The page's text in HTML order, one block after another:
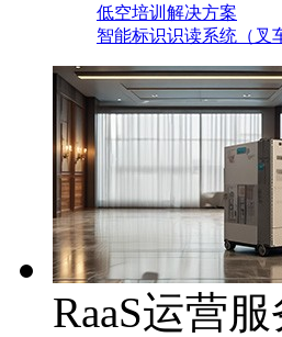
低空培训解决方案
智能标识识读系统（叉
RaaS运营